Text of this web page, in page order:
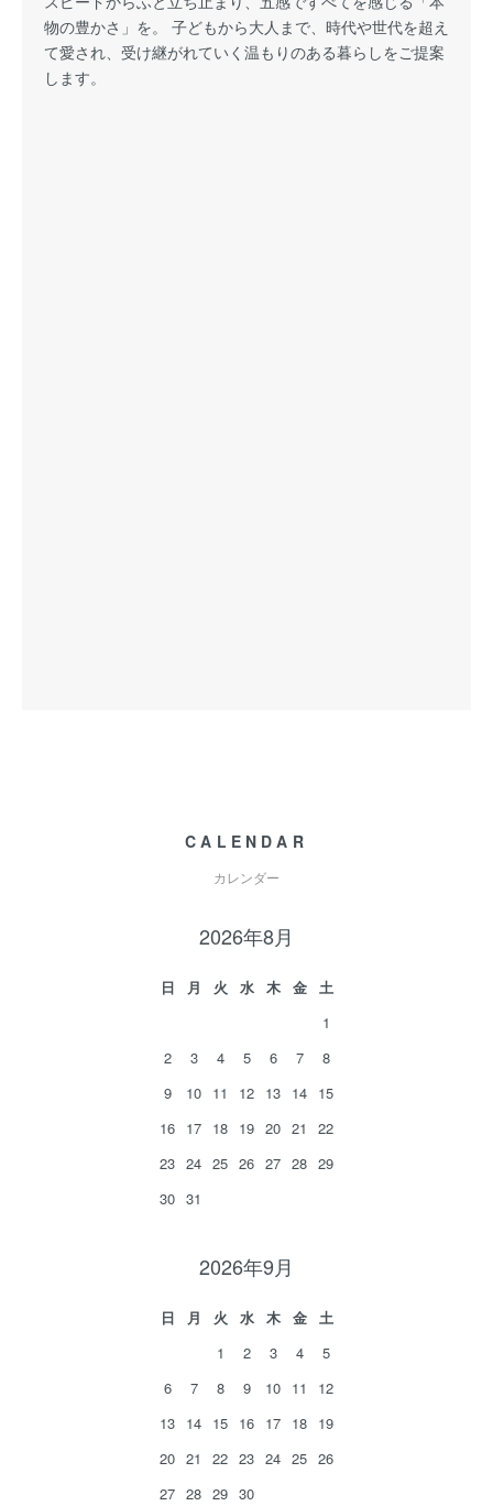
物の豊かさ」を。 子どもから大人まで、時代や世代を超え
て愛され、受け継がれていく温もりのある暮らしをご提案
します。
CALENDAR
カレンダー
2026年8月
日 月 火 水 木 金
土
1
2
3 4 5 6 7
8
9
10 11 12 13 14 15
16 17 18 19 20 21
22
23 24 25 26 27 28 29
30 31
2026年9月
日 月 火 水 木 金
土
1
2 3 4
5
6
7 8 9 10 11
12
13 14 15 16 17 18 19
20 21 22 23 24 25 26
27 28 29 30